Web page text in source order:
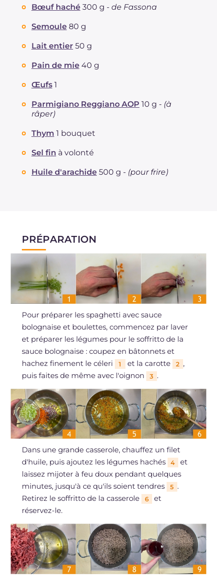
Bœuf haché 300 g - de Fassona
Semoule 80 g
Lait entier 50 g
Pain de mie 40 g
Œufs 1
Parmigiano Reggiano AOP 10 g - (à
râper)
Thym 1 bouquet
Sel fin à volonté
Huile d'arachide 500 g - (pour frire)
PRÉPARATION
Pour préparer les spaghetti avec sauce
bolognaise et boulettes, commencez par laver
et préparer les légumes pour le soffritto de la
sauce bolognaise : coupez en bâtonnets et
hachez finement le céleri
1 et la carotte 2 ,
puis faites de même avec l'oignon
3 .
Dans une grande casserole, chauffez un filet
d'huile, puis ajoutez les légumes hachés
4
et
laissez mijoter à feu doux pendant quelques
minutes, jusqu'à ce qu'ils soient tendres
5 .
Retirez le soffritto de la casserole
6
et
réservez-le.